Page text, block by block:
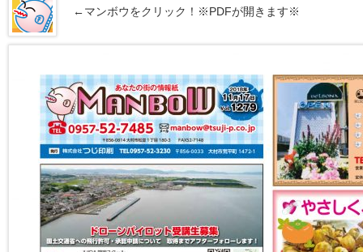
←マンボウをクリック！※PDFが開きます※